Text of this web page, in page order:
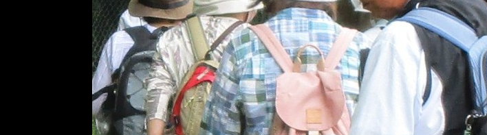
メ
イ